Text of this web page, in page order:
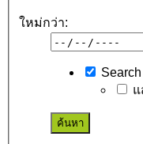
ใหม่กว่า: